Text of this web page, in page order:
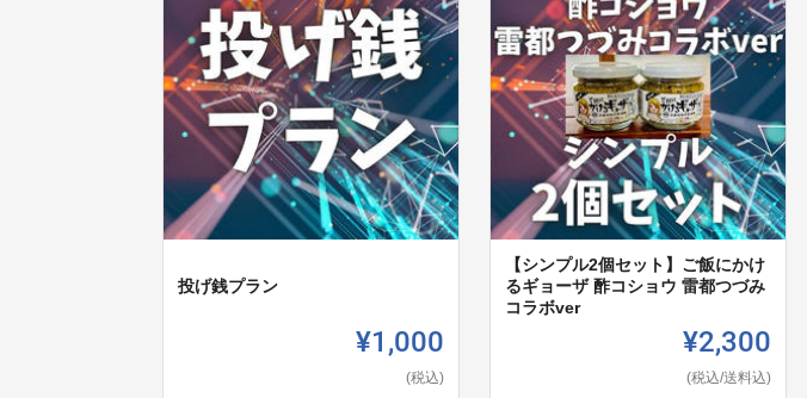
投げ銭プラン
¥1,000
(税込)
【シンプル2個セット】ご飯にかけ
るギョーザ 酢コショウ 雷都つづみ
コラボver
¥2,300
(税込/送料込)